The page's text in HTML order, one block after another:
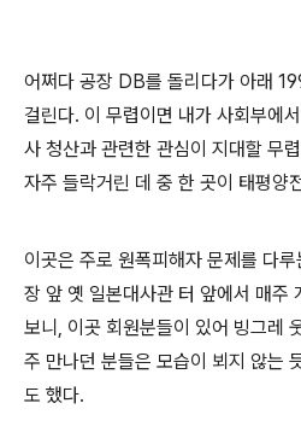
어쩌다 공장 DB를 돌리다가 아래
걸린다. 이 무렵이면 내가 사회부에
사 청산과 관련한 관심이 지대할 무
자주 들락거린 데 중 한 곳이 태평양
이곳은 주로 원폭피해자 문제를 다
장 앞 옛 일본대사관 터 앞에서 매주
보니, 이곳 회원분들이 있어 빙그레
주 만나던 분들은 모습이 뵈지 않는
도 했다.